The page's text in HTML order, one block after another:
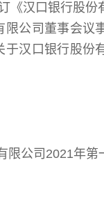
《汉口银行股份
公司董事会议
汉口银行股份
公司2021年第